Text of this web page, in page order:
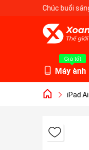
Chúc buổi
Giá tốt
Máy ành
iPad